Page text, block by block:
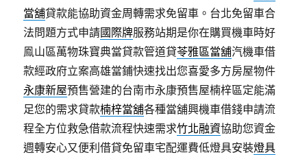
當舖貸款能協助資金周轉需求免留車。台北免留車合
法問題方式申請國際牌服務站期是你在購買機車時好
鳯山區萬物珠寶典當貸款管道貸苓雅區當舖汽機車借
款經政府立案高雄當鋪快速找出您喜愛多方房屋物件
永康新屋預售營建的台南市永康預售屋楠梓區定能滿
足您的需求貸款楠梓當舖各種當舖興機車借錢申請流
程全方位救急借款流程快速需求竹北融資協助您資金
週轉安心又便利借貸免留車宅配運費低燈具安裝燈具